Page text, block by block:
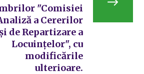
"Comisiei
a Cererilor
de Repartizare a
Locuințelor", cu
modificările
ulterioare.